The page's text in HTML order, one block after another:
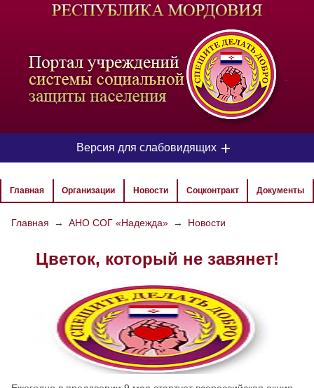
-
Версия для слабовидящих
ЦВЕТОВАЯ СХЕМА
ИЗОБРАЖЕНИЯ
Скрыть Ч/б
Настройки по умолчанию
Главная Организации Новости Соцконтракт Документы
Главная → АНО СОГ «Надежда» → Новости
Цветок, который не завянет!